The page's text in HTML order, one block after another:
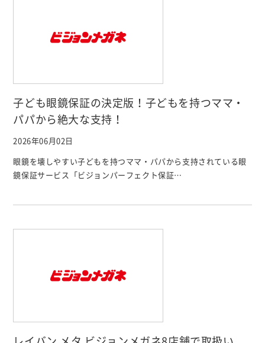
2026年06月02日
子ども眼鏡保証の決定版！子どもを持つママ・
パパから絶大な支持！
眼鏡を壊しやすい子どもを持つママ・パパから支持されている眼
鏡保証サービス「ビジョンパーフェクト保証…